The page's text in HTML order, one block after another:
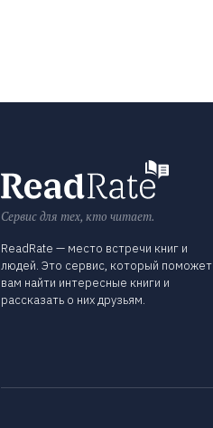
Сервис для тех, кто читает.
ReadRate — место встречи книг и
людей. Это сервис, который поможет
вам найти интересные книги и
рассказать о них друзьям.